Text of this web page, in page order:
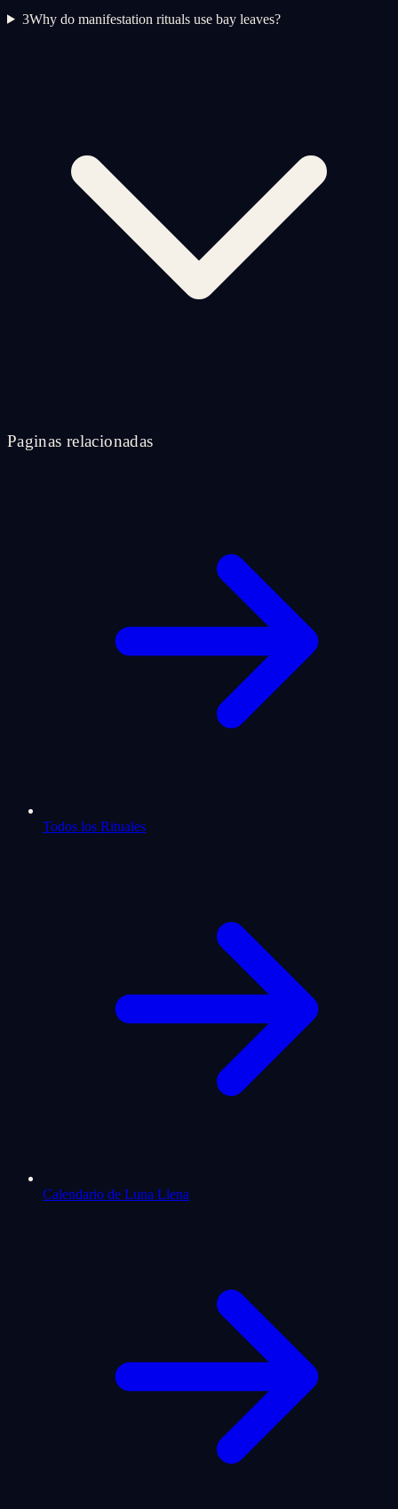
3Why do manifestation rituals use bay leaves?
Paginas relacionadas
Todos los Rituales
Calendario de Luna Llena